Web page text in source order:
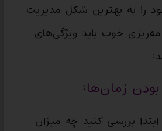
را به بهترین شکل مدیریت
خوب باید ویژگی‌های
ابتدا بررسی کنید چه میزان